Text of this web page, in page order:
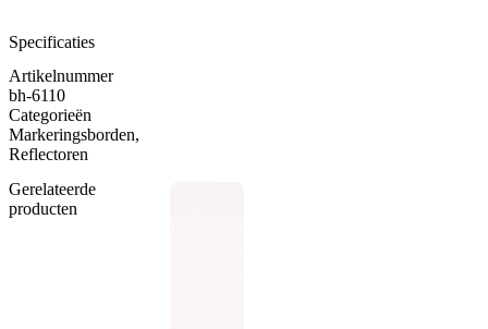
Specificaties
Artikelnummer
bh-6110
Categorieën
Markeringsborden,
Reflectoren
Gerelateerde
producten